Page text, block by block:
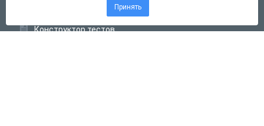
Конструктор тестов
Принять